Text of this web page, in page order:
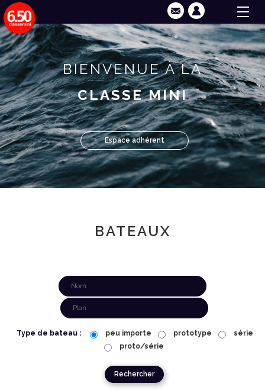
BIENVENUE À LA
CLASSE MINI
Espace adhérent
BATEAUX
Type de bateau : peu importe prototype
série
proto/série